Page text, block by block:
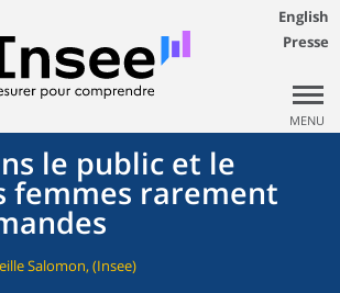
English
Presse
MENU
le public et le
femmes rarement
Salomon, (Insee)